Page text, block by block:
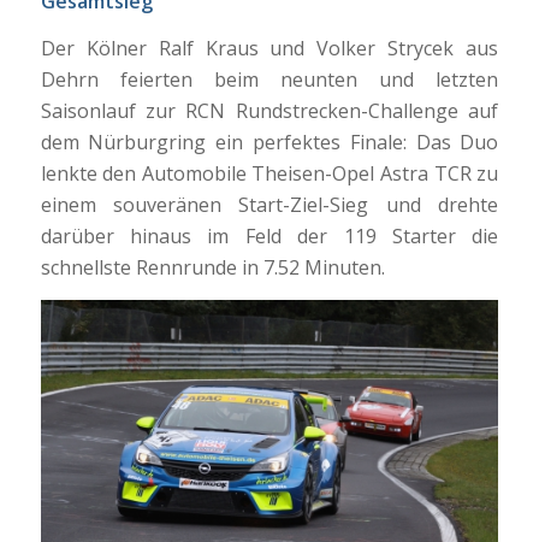
Der Kölner Ralf Kraus und Volker Strycek aus
Dehrn feierten beim neunten und letzten
Saisonlauf zur RCN Rundstrecken-Challenge auf
dem Nürburgring ein perfektes Finale: Das Duo
lenkte den Automobile Theisen-Opel Astra TCR zu
einem souveränen Start-Ziel-Sieg und drehte
darüber hinaus im Feld der 119 Starter die
schnellste Rennrunde in 7.52 Minuten.